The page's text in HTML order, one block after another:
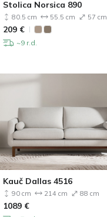
Stolica Norsica 890
80.5 cm 55.5 cm 57 cm
209 €
~9 r.d.
Kauč Dallas 4516
90 cm 214 cm 88 cm
1089 €